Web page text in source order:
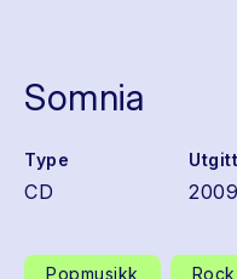
Somnia
Type
CD
Utgitt
2009
Popmusikk Rock